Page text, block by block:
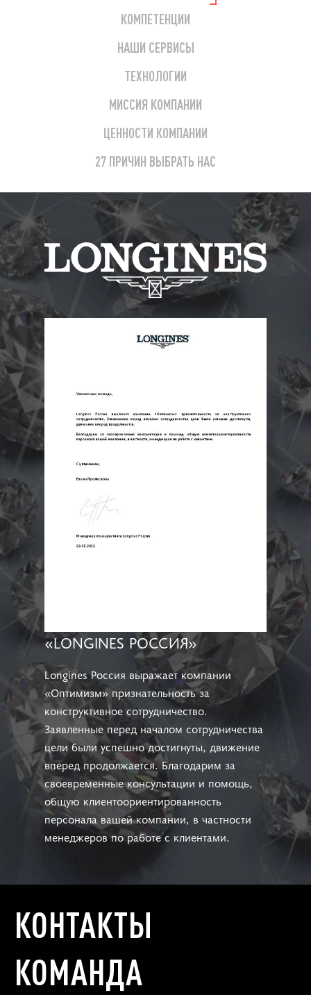
КОМПЕТЕНЦИИ
НАШИ СЕРВИСЫ
ТЕХНОЛОГИИ
МИССИЯ КОМПАНИИ
ЦЕННОСТИ КОМПАНИИ
27 ПРИЧИН ВЫБРАТЬ НАС
«LONGINES РОССИЯ»
Longines Россия выражает компании
«Оптимизм» признательность за
конструктивное сотрудничество.
Заявленные перед началом сотрудничества
цели были успешно достигнуты, движение
вперед продолжается. Благодарим за
своевременные консультации и помощь,
общую клиентоориентированность
персонала вашей компании, в частности
менеджеров по работе с клиентами.
КОНТАКТЫ
КОМАНДА